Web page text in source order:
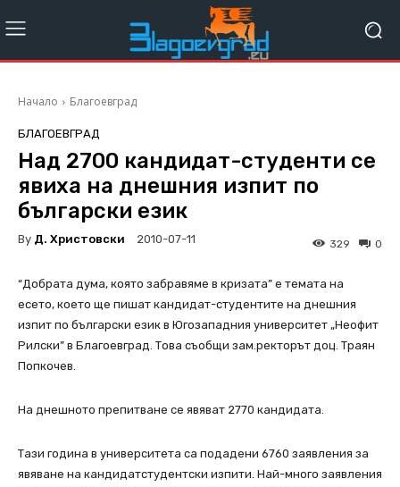
Начало Благоевград
БЛАГОЕВГРАД
Над 2700 кандидат-студенти се
явиха на днешния изпит по
български език
By Д. Христовски 2010-07-11 0
329
“Добрата дума, която забравяме в кризата” е темата на
есето, което ще пишат кандидат-студентите на днешния
изпит по български език в Югозападния университет „Неофит
Рилски” в Благоевград. Това съобщи зам.ректорът доц. Траян
Попкочев.
На днешното препитване се явяват 2770 кандидата.
Тази година в университета са подадени 6760 заявления за
явяване на кандидатстудентски изпити. Най-много заявления